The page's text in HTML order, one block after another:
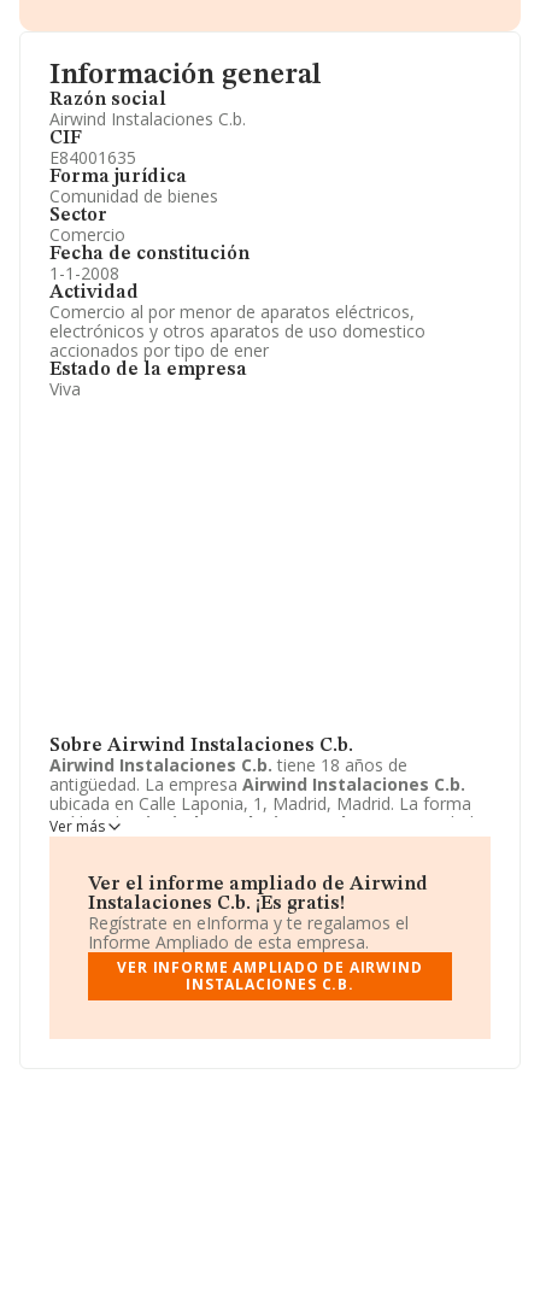
Información general
Razón social
Airwind Instalaciones C.b.
CIF
E84001635
Forma jurídica
Comunidad de bienes
Sector
Comercio
Fecha de constitución
1-1-2008
Actividad
Comercio al por menor de aparatos eléctricos,
electrónicos y otros aparatos de uso domestico
accionados por tipo de ener
Estado de la empresa
Viva
Sobre Airwind Instalaciones C.b.
Airwind Instalaciones C.b. tiene 18 años de
antigüedad. La empresa Airwind Instalaciones C.b.
ubicada en Calle Laponia, 1, Madrid, Madrid. La forma
jurídica de
Airwind Instalaciones C.b.
es Comunidad
de bienes.
Ver más
Ver el informe ampliado de Airwind
Instalaciones C.b. ¡Es gratis!
Regístrate en eInforma y te regalamos el
Informe Ampliado de esta empresa.
VER INFORME AMPLIADO DE AIRWIND
INSTALACIONES C.B.
Información oficial y registral complementaria.